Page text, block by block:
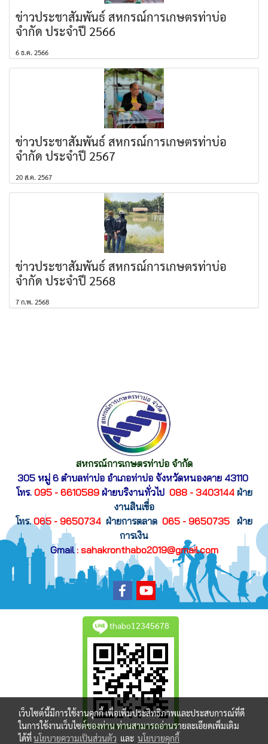
ข่าวประชาสัมพันธ์ สหกรณ์การเกษตรท่าบ่อ
จำกัด ประจำปี 2566
6 ธ.ค. 2566
ข่าวประชาสัมพันธ์ สหกรณ์การเกษตรท่าบ่อ
จำกัด ประจำปี 2567
20 ส.ค. 2567
ข่าวประชาสัมพันธ์ สหกรณ์การเกษตรท่าบ่อ
จำกัด ประจำปี 2568
7 ก.พ. 2568
สหกรณ์การเกษตรท่าบ่อ จำกัด
305 หมู่ 6 ตำบลท่าบ่อ อำเภอท่าบ่อ จังหวัดหนองคาย 43110
โทร. 095 - 6610589 ฝ่ายบริงานทั่วไป 088 - 3403144 ฝ่าย
งานสินเขื่อ
โทร.065 - 9650734 ฝ่ายการตลาด 065 - 9650735 ฝ่าย
การเงิน
Gmail: sahakronthabo2019@gmail.com
thabo12345678
เว็บไซต์นี้มีการใช้งานคุกกี้ เพื่อเพิ่มประสิทธิภาพและประสบการณ์ที่ดี
ในการใช้งานเว็บไซต์ของท่าน ท่านสามารถอ่านรายละเอียดเพิ่มเติม
ได้ที่นโยบายความเป็นส่วนตัว และ นโยบายคุกกี้